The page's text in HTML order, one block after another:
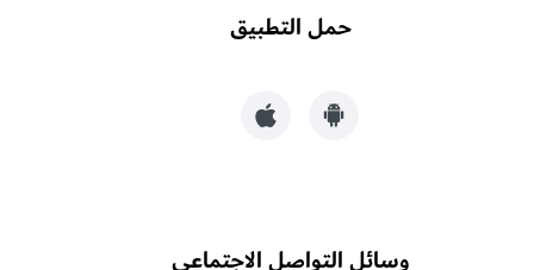
حمل التطبيق
وسائل التواصل الاجتماعي